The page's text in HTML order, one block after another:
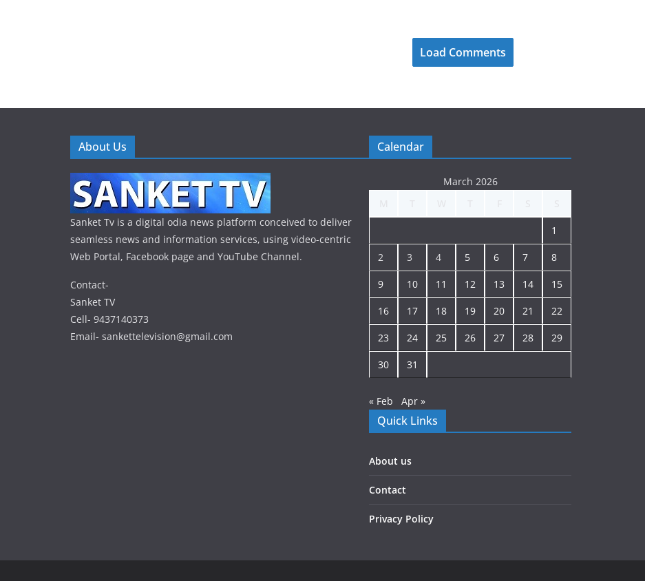
Load Comments
About Us
Sanket Tv is a digital odia news platform conceived to deliver
seamless news and information services, using video-centric
Web Portal, Facebook page and YouTube Channel.
Contact-
Sanket TV
Cell- 9437140373
Email- sankettelevision@gmail.com
Calendar
March 2026
1
2 3 4 5 6 7 8
9 10 11 12 13 14 15
16 17 18 19 20 21 22
23 24 25 26 27 28 29
30 31
« Feb Apr »
Quick Links
About us
Contact
Privacy Policy